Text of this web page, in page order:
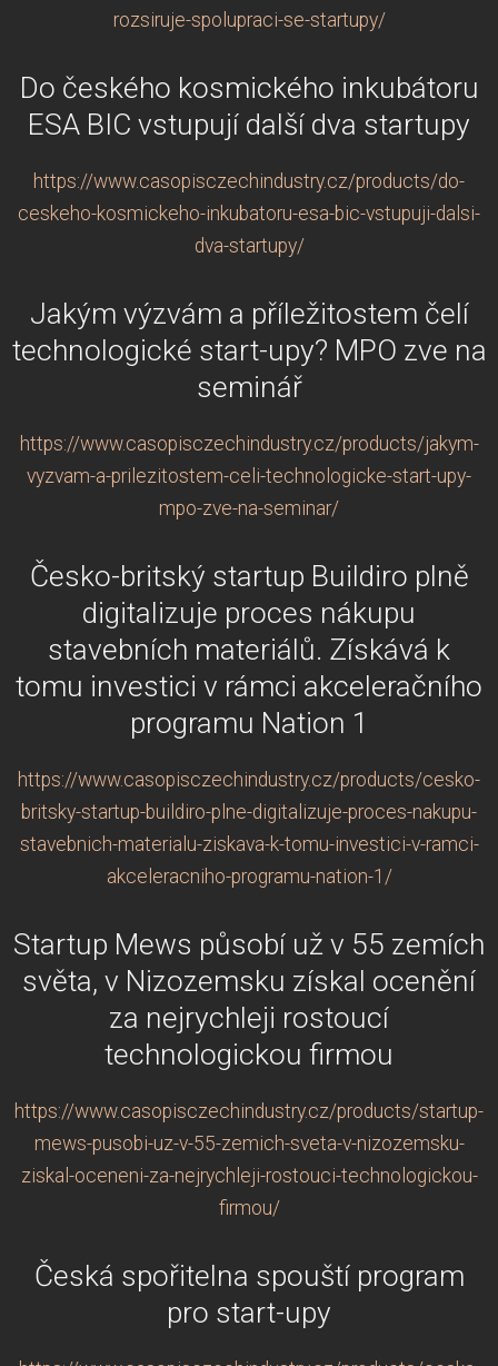
rozsiruje-spolupraci-se-startupy/
Do českého kosmického inkubátoru
ESA BIC vstupují další dva startupy
https://www.casopisczechindustry.cz/products/do-
ceskeho-kosmickeho-inkubatoru-esa-bic-vstupuji-dalsi-
dva-startupy/
Jakým výzvám a příležitostem čelí
technologické start-upy? MPO zve na
seminář
https://www.casopisczechindustry.cz/products/jakym-
vyzvam-a-prilezitostem-celi-technologicke-start-upy-
mpo-zve-na-seminar/
Česko-britský startup Buildiro plně
digitalizuje proces nákupu
stavebních materiálů. Získává k
tomu investici v rámci akceleračního
programu Nation 1
https://www.casopisczechindustry.cz/products/cesko-
britsky-startup-buildiro-plne-digitalizuje-proces-nakupu-
stavebnich-materialu-ziskava-k-tomu-investici-v-ramci-
akceleracniho-programu-nation-1/
Startup Mews působí už v 55 zemích
světa, v Nizozemsku získal ocenění
za nejrychleji rostoucí
technologickou firmou
https://www.casopisczechindustry.cz/products/startup-
mews-pusobi-uz-v-55-zemich-sveta-v-nizozemsku-
ziskal-oceneni-za-nejrychleji-rostouci-technologickou-
firmou/
Česká spořitelna spouští program
pro start-upy